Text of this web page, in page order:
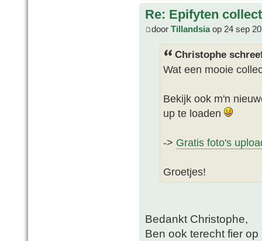
Re: Epifyten
door Tillandsiaop 24 sep
Christophe
Wat een mooie
Bekijk ook m'n
up te loaden
-> Gratis foto's
Groetjes!
Bedankt Christophe,
Ben ook terecht fier